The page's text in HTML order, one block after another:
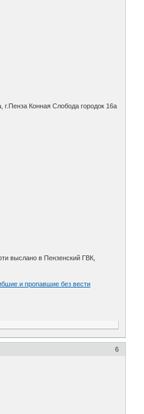
г.Пенза Конная Слобода городок 16а
выслано в Пензенский ГВК,
и пропавшие без вести
6